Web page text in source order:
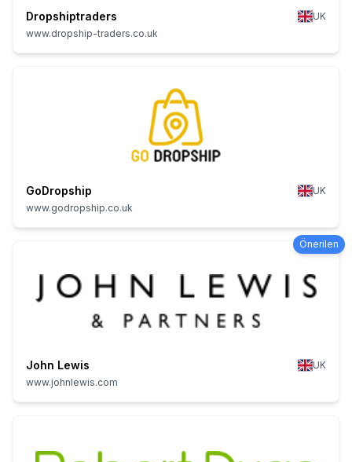
Dropshiptraders
UK
www.dropship-traders.co.uk
GoDropship
UK
www.godropship.co.uk
Önerilen
John Lewis
UK
www.johnlewis.com